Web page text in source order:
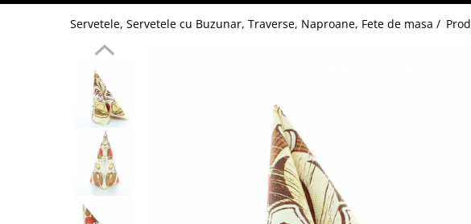
IMPRIMEU
SERVETELE FESTIVE
ANIVERSARE SAU BOTEZ
AURIU, ARGINTIU & BRONZ
UNICE, Gama SPANLIN
TEMATICA MARINA - PESCARESTI
Servetele, Servetele cu Buzunar, Traverse, Naproane, Fete de masa /